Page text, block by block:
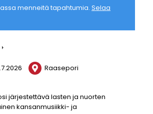
menneitä tapahtumia. Selaa
Raasepori
järjestettävä lasten ja nuorten
kansanmusiikki- ja